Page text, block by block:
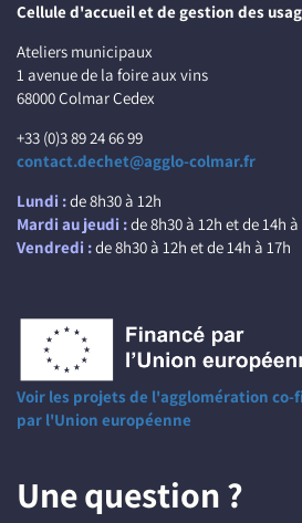
Cellule d'accueil et de gestion des
Ateliers municipaux
1 avenue de la foire aux vins
68000 Colmar Cedex
+33 (0)3 89 24 66 99
contact.dechet@agglo-colmar.fr
Lundi :de 8h30 à 12h
Mardi au jeudi :de 8h30 à 12h et de 14h
Vendredi :de 8h30 à 12h et de 14h à 17h
Voir les projets de l'agglomération co-
par l'Union européenne
Une question ?